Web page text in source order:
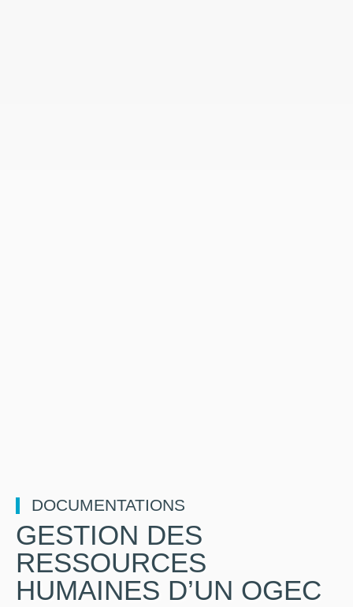
DOCUMENTATIONS
GESTION DES
RESSOURCES
HUMAINES D’UN OGEC